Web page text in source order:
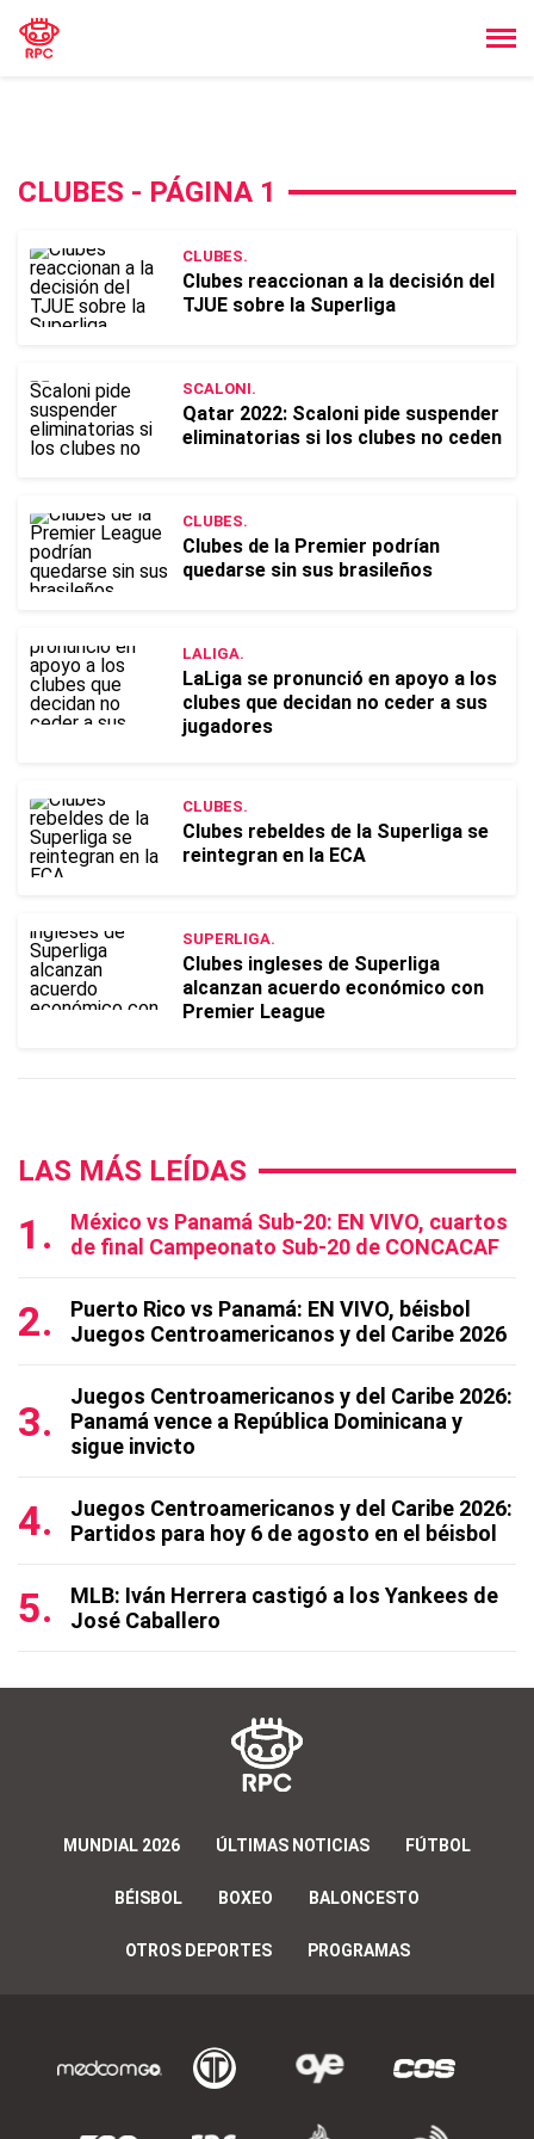
CLUBES - PÁGINA 1
CLUBES.
Clubes reaccionan a la decisión del
TJUE sobre la Superliga
SCALONI.
Qatar 2022: Scaloni pide suspender
eliminatorias si los clubes no ceden
CLUBES.
Clubes de la Premier podrían
quedarse sin sus brasileños
LALIGA.
LaLiga se pronunció en apoyo a los
clubes que decidan no ceder a sus
jugadores
CLUBES.
Clubes rebeldes de la Superliga se
reintegran en la ECA
SUPERLIGA.
Clubes ingleses de Superliga
alcanzan acuerdo económico con
Premier League
LAS MÁS LEÍDAS
México vs Panamá Sub-20: EN VIVO, cuartos
de final Campeonato Sub-20 de CONCACAF
Puerto Rico vs Panamá: EN VIVO, béisbol
Juegos Centroamericanos y del Caribe 2026
Juegos Centroamericanos y del Caribe 2026:
Panamá vence a República Dominicana y
sigue invicto
Juegos Centroamericanos y del Caribe 2026:
Partidos para hoy 6 de agosto en el béisbol
MLB: Iván Herrera castigó a los Yankees de
José Caballero
MUNDIAL 2026 ÚLTIMAS NOTICIAS FÚTBOL
BÉISBOL BOXEO BALONCESTO
OTROS DEPORTES PROGRAMAS